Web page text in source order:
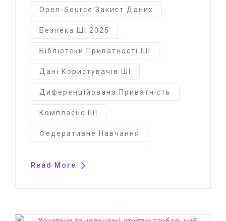
Open-Source Захист Даних
Безпека ШІ 2025
Бібліотеки Приватності ШІ
Дані Користувачів ШІ
Диференційована Приватність
Комплаєнс ШІ
Федеративне Навчання
Read More